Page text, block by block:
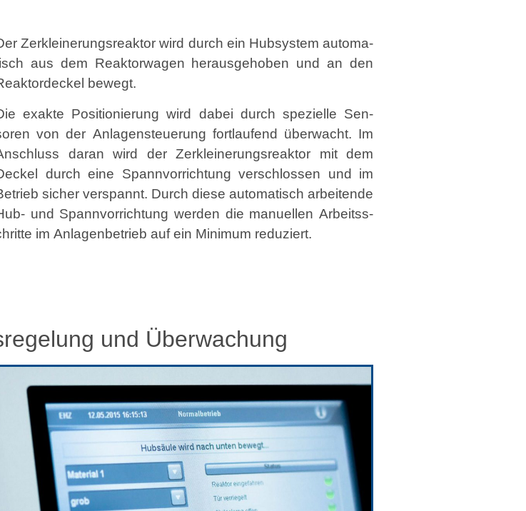
Zerkleinerungsreak­tor wird durch ein Hub­sys­tem automa­
aus dem Reak­tor­wa­gen her­aus­ge­hoben und an den
bewegt.
exak­te Posi­tion­ierung wird dabei durch spezielle Sen­
von der Anla­gen­s­teuerung fort­laufend überwacht. Im
daran wird der Zerkleinerungsreak­tor mit dem
durch eine Span­nvor­rich­tung ver­schlossen und im
sich­er verspan­nt. Durch diese automa­tisch arbei­t­ende
und Span­nvor­rich­tung wer­den die manuellen Arbeitss­
im Anla­gen­be­trieb auf ein Min­i­mum reduziert.
und Überwachung